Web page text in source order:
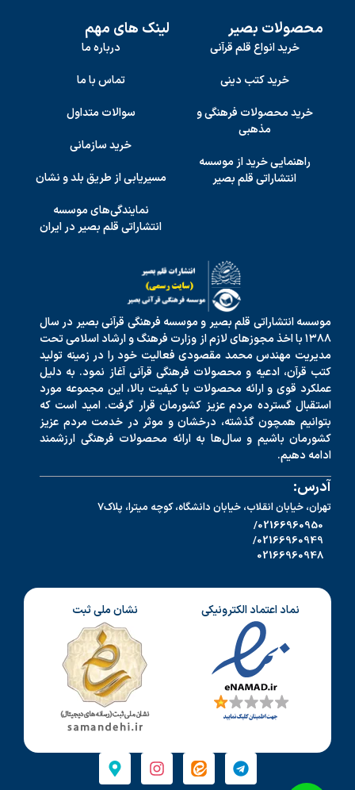
محصولات بصیر
خرید انواع قلم قرآنی
خرید کتب دینی
خرید محصولات فرهنگی و
مذهبی
راهنمایی خرید از موسسه
انتشاراتی قلم بصیر
لینک های مهم
درباره ما
تماس با ما
سوالات متداول
خرید سازمانی
مسیریابی از طریق بلد و نشان
نمایندگی‌های موسسه
انتشاراتی قلم بصیر در ایران
موسسه انتشاراتی قلم بصیر و موسسه فرهنگی قرآنی بصیر در سال
۱۳۸۸ با اخذ مجوزهای لازم از وزارت فرهنگ و ارشاد اسلامی تحت
مدیریت مهندس محمد مقصودی فعالیت خود را در زمینه تولید
کتب قرآن، ادعیه و محصولات فرهنگی قرآنی آغاز نمود. به دلیل
عملکرد قوی و ارائه محصولات با کیفیت بالا، این مجموعه مورد
استقبال گسترده مردم عزیز کشورمان قرار گرفت. امید است که
بتوانیم همچون گذشته، درخشان و موثر در خدمت مردم عزیز
کشورمان باشیم و سال‌ها به ارائه محصولات فرهنگی ارزشمند
ادامه دهیم.
آدرس:
تهران، خیابان انقلاب، خیابان دانشگاه، کوچه میترا، پلاک7
02166960950/
02166960949/
02166960948
نماد اعتماد الکترونیکی نشان ملی ثبت